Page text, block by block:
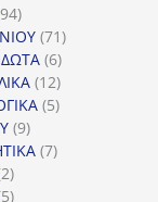
9494
προϊόντα
7171
προϊόντα
66
προϊόντα
1212
προϊόντα
55
99
προϊόντα
77
22
προϊόντα
55